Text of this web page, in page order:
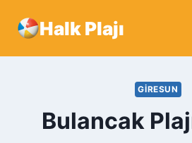
Halk Plajı
GIRESUN
Bulancak